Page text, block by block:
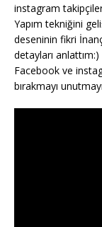
instagram
Yapım tekniğini
deseninin fikri
detayları
Facebook ve
bırakmayı